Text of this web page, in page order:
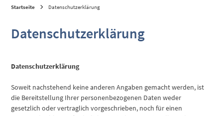
Startseite Datenschutzerklärung
Datenschutzerklärung
Datenschutzerklärung
Soweit nachstehend keine anderen Angaben gemacht werden, ist
die Bereitstellung Ihrer personenbezogenen Daten weder
gesetzlich oder vertraglich vorgeschrieben, noch für einen